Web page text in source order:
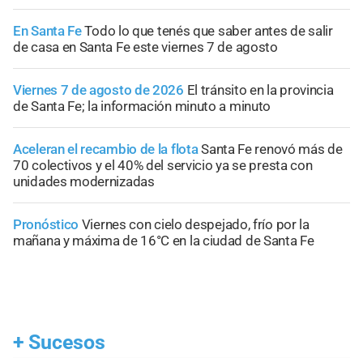
En Santa FeTodo lo que tenés que saber antes de salir
de casa en Santa Fe este viernes 7 de agosto
Viernes 7 de agosto de 2026 El tránsito en la provincia
de Santa Fe; la información minuto a minuto
Aceleran el recambio de la flotaSanta Fe renovó más de
70 colectivos y el 40% del servicio ya se presta con
unidades modernizadas
Pronóstico Viernes con cielo despejado, frío por la
mañana y máxima de 16°C en la ciudad de Santa Fe
+ Sucesos